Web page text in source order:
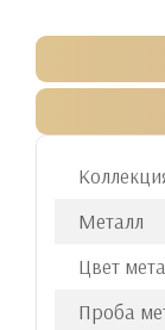
Металл
Цвет
Проба